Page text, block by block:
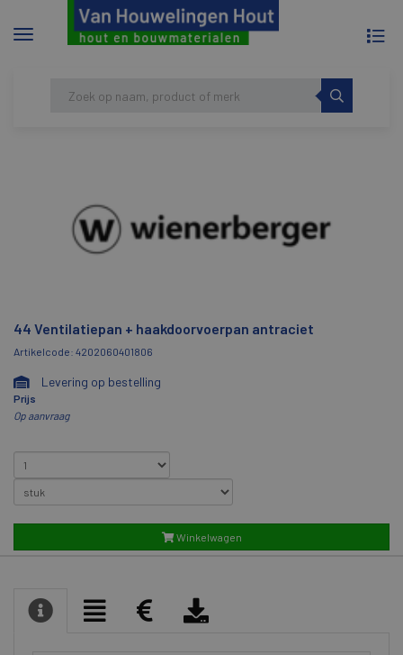
Menu
44 Ventilatiepan + haakdoorvoerpan antraciet
Artikelcode: 4202060401806
Levering op bestelling
Prijs
Op aanvraag
Winkelwagen